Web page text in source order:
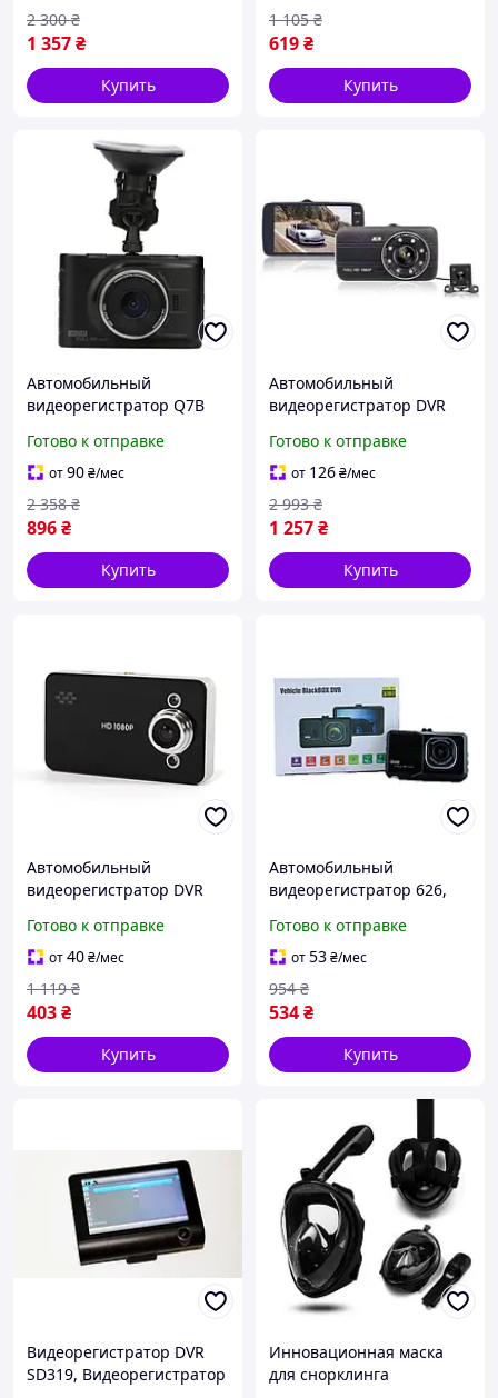
1 357₴
2 300 ₴
Купить
619₴
1 105 ₴
Купить
Автомобильный
видеорегистратор Q7B
регистратор авто
Готово к отправке
от90₴/мес
896₴
2 358 ₴
Купить
Автомобильный
видеорегистратор DVR
регистратор авто
Готово к отправке
от 126₴/мес
1 257₴
2 993 ₴
Купить
Автомобильный
видеорегистратор DVR
качественный
регистратор для авто
Готово к отправке
от40₴/мес
403₴
1 119 ₴
Купить
Автомобильный
видеорегистратор 626,
T626 1080P Full HD
Готово к отправке
от53₴/мес
534₴
954 ₴
Купить
Видеорегистратор DVR
SD319, Видеорегистратор
Инновационная маска
для снорклинга